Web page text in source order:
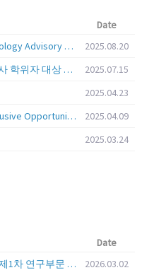
Date
Call for Applications: 2025 Korea Technology Advisory Group (K-TAG)
2025.08.20
과총-한국은행 주관 이공계 분야 석·박사 학위자 대상 서베이
2025.07.15
2025.04.23
i-Drone 2025, Deadline Extended & Exclusive Opportunity to Travel to Korea!
2025.04.09
2025.03.24
Date
[한국과학기술연구원(KIST)] 2026년도 제1차 연구부문 공개채용 안내
2026.03.02